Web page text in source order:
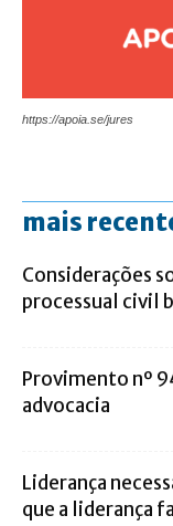
https://apoia.se/jures
mais
Considerações
processual civil
Provimento nº
advocacia
Liderança
que a liderança